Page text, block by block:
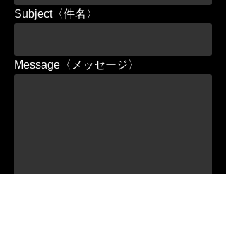
Subject〈件名〉
Message〈メッセージ〉